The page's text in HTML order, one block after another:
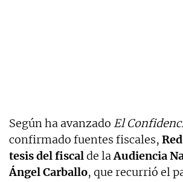
Según ha avanzado El
confirmado fuentes fiscales,
tesis del fiscalde laAudiencia
Ángel Carballo, que recurrió el